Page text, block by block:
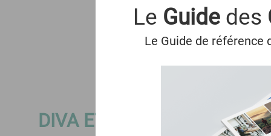
DIVA ET DEVIENT
Le Guide des
Le Guide de référence